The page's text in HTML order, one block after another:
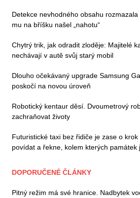
Detekce nevhodného obsahu
mu na bříšku našel „nahotu“
Chytrý trik, jak odradit zloděje: Majitelé
nechávají v autě svůj starý mobil
Dlouho očekávaný upgrade Samsung
poskočí na novou úroveň
Robotický kentaur děsí. Dvoumetrový
zachraňovat životy
Futuristické taxi bez řidiče je zase o
povídat a řekne, kolem kterých památek
DOPORUČENÉ ČLÁNKY
Pitný režim má své hranice. Nadbytek